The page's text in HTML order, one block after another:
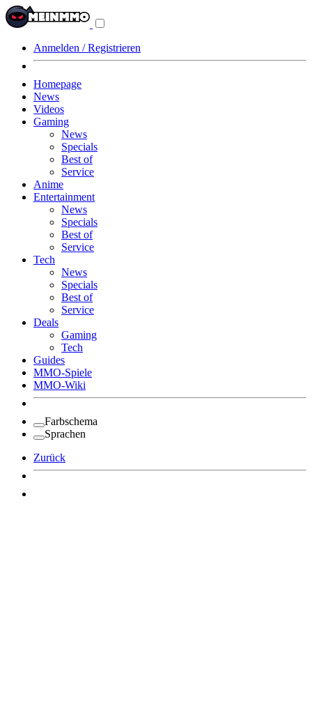
Anmelden / Registrieren
Homepage
News
Videos
Gaming
News
Specials
Best of
Service
Anime
Entertainment
News
Specials
Best of
Service
Tech
News
Specials
Best of
Service
Deals
Gaming
Tech
Guides
MMO-Spiele
MMO-Wiki
Farbschema
Sprachen
Zurück